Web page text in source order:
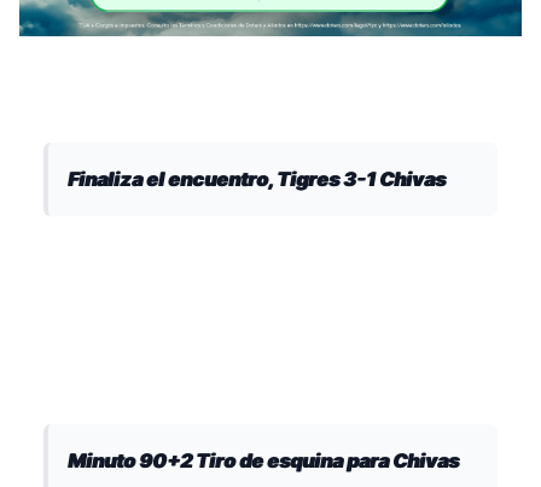
Finaliza el encuentro, Tigres 3-1 Chivas
Minuto 90+2 Tiro de esquina para Chivas